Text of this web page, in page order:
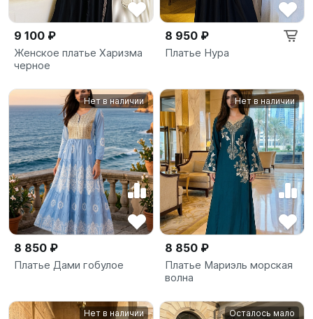
9 100 ₽
Женское платье Харизма
черное
8 950 ₽
Платье Нура
Нет в наличии
8 850 ₽
Платье Дами гобулое
Нет в наличии
8 850 ₽
Платье Мариэль морская
волна
Нет в наличии Осталось мало